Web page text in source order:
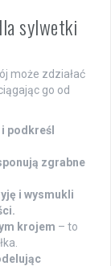
sylwetki
może zdziałać
go od
podkreśl
zgrabne
i wysmukli
krojem – to